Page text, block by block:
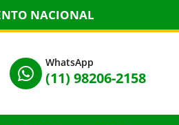
NACIONAL

WhatsApp
(11) 98206-2158